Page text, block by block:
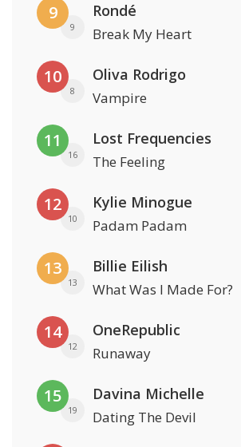
9
9
Rondé
Break My Heart
10
8
Oliva Rodrigo
Vampire
11
16
Lost Frequencies
The Feeling
12
10
Kylie Minogue
Padam Padam
13
13
Billie Eilish
What Was I Made For?
14
12
OneRepublic
Runaway
15
19
Davina Michelle
Dating The Devil